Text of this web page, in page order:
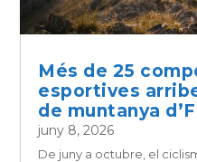
Més de 25
esportives
de muntanya
juny 8, 2026
De juny a octubre, el